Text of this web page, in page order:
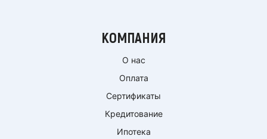
КОМПАНИЯ
О нас
Оплата
Сертификаты
Кредитование
Ипотека